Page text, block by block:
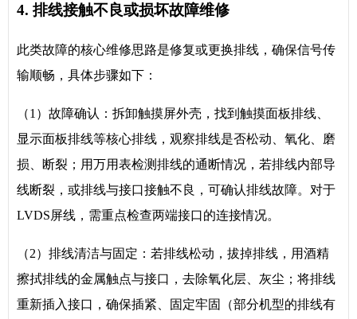
4. 排线接触不良或损坏故障维修
此类故障的核心维修思路是修复或更换排线，确保信号传
输顺畅，具体步骤如下：
（1）故障确认：拆卸触摸屏外壳，找到触摸面板排线、
显示面板排线等核心排线，观察排线是否松动、氧化、磨
损、断裂；用万用表检测排线的通断情况，若排线内部导
线断裂，或排线与接口接触不良，可确认排线故障。对于
LVDS屏线，需重点检查两端接口的连接情况。
（2）排线清洁与固定：若排线松动，拔掉排线，用酒精
擦拭排线的金属触点与接口，去除氧化层、灰尘；将排线
重新插入接口，确保插紧、固定牢固（部分机型的排线有